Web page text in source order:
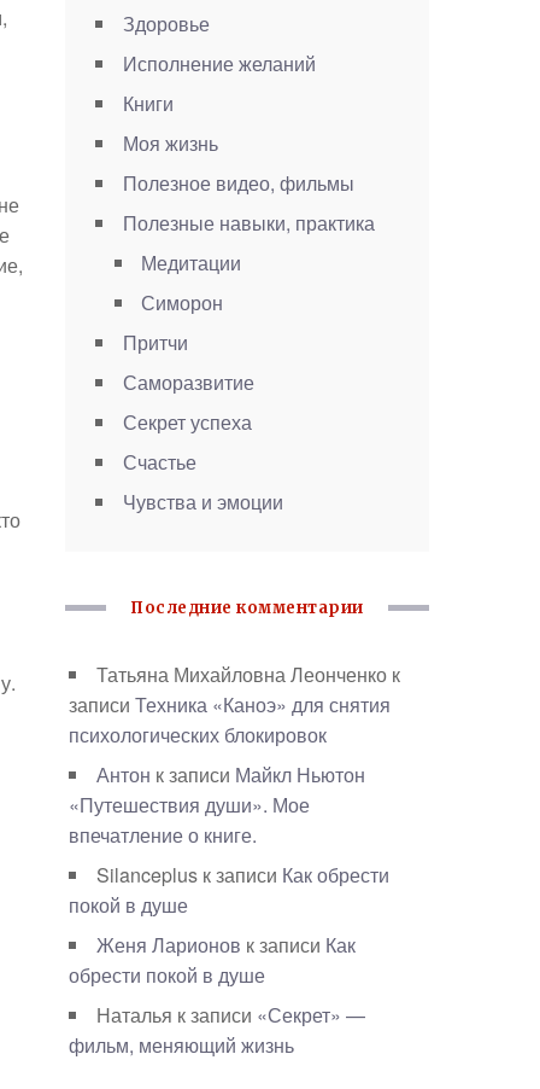
Здоровье
Исполнение желаний
Книги
Моя жизнь
Полезное видео, фильмы
Полезные навыки, практика
Медитации
Симорон
Притчи
Саморазвитие
Секрет успеха
Счастье
Чувства и эмоции
Последние комментарии
Татьяна Михайловна Леонченко к
записиТехника «Каноэ» для снятия
психологических блокировок
Антон к записи Майкл Ньютон
«Путешествия души». Мое
впечатление о книге.
Silanceplus к записи Как обрести
покой в душе
Женя Ларионов к записи Как
обрести покой в душе
Наталья к записи «Секрет» —
фильм, меняющий жизнь